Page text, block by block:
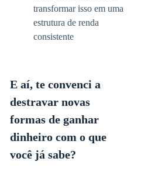
transformar isso em uma
estrutura de renda
consistente
E aí, te convenci a
destravar novas
formas de ganhar
dinheiro com o que
você já sabe?